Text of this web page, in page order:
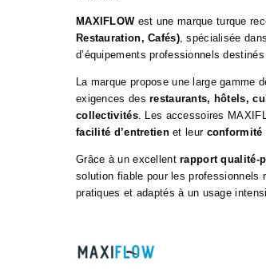
MAXIFLOWest une marque turque
Restauration, Cafés), spécialisée
d’équipements professionnels
La marque propose une large gamme
exigences desrestaurants, hôtels,
collectivités. Les accessoires
facilité d’entretienet leur conformité
Grâce à un excellentrapport qualité-
solution fiable pour les professionnels
pratiques et adaptés à un usage